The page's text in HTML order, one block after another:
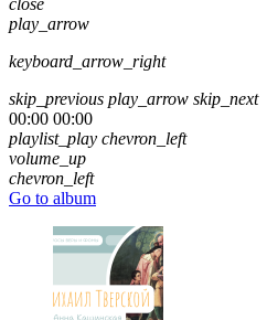
close
play_arrow
keyboard_arrow_right
skip_previous play_arrow skip_next
00:00 00:00
playlist_play chevron_left
volume_up
chevron_left
Go to album